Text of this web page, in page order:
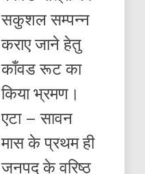
अन्य
व्यवस्थाओं
का
जायजा
सकुशल सम्पन्न
कराए जाने हेतु
काँवड रूट का
किया भ्रमण।
एटा – सावन
मास के प्रथम ही
जनपद के वरिष्ठ